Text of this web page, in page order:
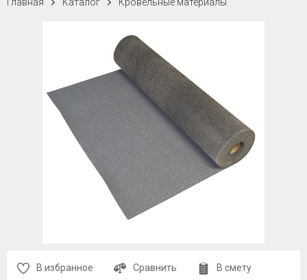
В избранное Сравнить В смету